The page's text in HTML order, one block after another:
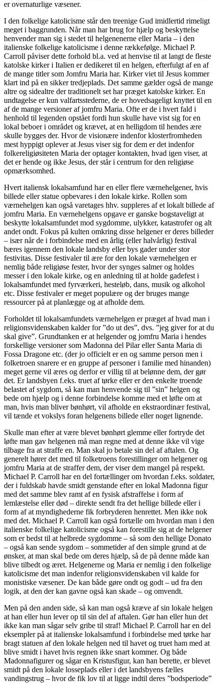
er overnaturlige væsener.
I den folkelige katolicisme står den treenige Gud imidlertid rimeligt
meget i baggrunden. Når man har brug for hjælp og beskyttelse
henvender man sig i stedet til helgenenerne eller Maria – i den
italienske folkelige katolicisme i denne rækkefølge. Michael P.
Carroll påviser dette forhold bl.a. ved at henvise til at langt de fleste
katolske kirker i Italien er dedikeret til en helgen, efterfulgt af en af
de mange titler som Jomfru Maria har. Kirker viet til Jesus kommer
klart ind på en sikker tredjeplads. Det samme gælder også de mange
altre og sidealtre der traditionelt set har præget katolske kirker. En
undtagelse er kun valfartsstederne, de er hovedsageligt knyttet til en
af de mange versioner af jomfru Maria. Ofte er de i hvert fald i
henhold til legenden opstået fordi hun skulle have vist sig for en
lokal beboer i området og krævet, at en helligdom til hendes ære
skulle bygges der. Hvor de visionære indenfor klosterfromheden
mest hyppigt oplever at Jesus viser sig for dem er det indenfor
folkereligiøsiteten Maria der optager kontakten, hvad igen viser, at
det er hende og ikke Jesus, der står i centrum for den religiøse
opmærksomhed.
Hvert italiensk lokalsamfund har en eller flere værnehelgener, hvis
billede eller statue opbevares i den lokale kirke. Rollen som
værnehelgen kan også varetages hhv. suppleres af et lokalt billede af
jomfru Maria. En værnehelgens opgave er ganske bogstaveligt at
beskytte lokalsamfundet mod sygdomme, ulykker, katastrofer og alt
andet ondt. Fokus på kulten omkring disse helgener er deres billeder
– især når de i forbindelse med en årlig (eller halvårlig) festival
bæres igennem den lokale landsby eller bys gader under stor
festivitas. Disse festivaler til ære for den lokale værnehelgen er
nemlig både religiøse fester, hvor der synges salmer og holdes
messer i den lokale kirke, og en anledning til at holde gadefest i
lokalsamfundet med fyrværkeri, hesteløb, dans, musik og alkohol
etc. Disse festivaler er meget populære og der bruges mange
ressourcer på at planlægge og at afholde dem.
Forholdet til lokalsamfundets værnehelgen er præget af hvad man i
religionsvidenskaben kalder for ”do ut des”, dvs. ”jeg giver for at du
skal give”. Grundtanken er at helgender og jomfru Maria i hendes
forskellige versioner som Madonna del Pilar eller Santa Maria di
Fossa Dragone etc. (der jo officielt er en og samme person men i
folketroen snarere er en gruppe af personer i familie med hinanden)
meget gerne vil æres og derfor er villig til at belønne dem, der gør
det. Er landsbyen f.eks. truet af tørke eller er den enkelte troende
belastet af sygdom, så kan man henvende sig til ”sin” helgen og
bede om hjælp og i denne forbindelse komme med et løfte om at
man, hvis man bliver bønhørt, vil afholde en ekstraordinær festival,
vil tænde et vokslys foran helgenens billede eller noget lignende.
Skulle man efter at være blevet bønhørt glemme eller fortryde det
løfte man gav helgenen må man regne med at denne ikke vil vige
tilbage fra at straffe en. Man skal jo betale sin del af aftalen. Og
generelt hører det med til folketroens forestillinger om helgener og
jomfru Maria at de straffer dem, der viser dem mangel på respekt.
Michael P. Carroll har en del fortællinger om hvordan f.eks. soldater,
der i fuldskab havde smidt genstande efter en lokal Madonna figur
med det samme blev ramt af en fysisk afstraffelse i form af
lemlæstelse eller død – direkte sendt fra det hellige billede eller i
form af at myndighederne fik forbryderen henrettet. Men ikke nok
med det. Michael P. Carroll kan også fortælle om hvordan man i den
italienske folkelige katolicisme også kan forestille sig at de helgener
som er bedst til at helbrede sygdomme – så som den hellige Donato
– også kan sende sygdom – sommetider af den simple grund at de
ønsker, at man skal bede om deres hjælp, så de på denne måde kan
blive tilbedt og æret. Helgenerne og Maria er nemlig i den folkelige
katolicisme det man indenfor religionsvidenskaben vil kalde for
monistiske væsener. De kan både gøre ondt og godt – ud fra den
logik, at den der kan gavne også kan skade – og omvendt.
Men på den anden side, så kan man også kræve af sin lokale helgen
at han eller hun lever op til sin del af aftalen. Gør han eller hun det
ikke kan man sågar selv gribe til straf! Michael P. Carroll har en del
eksempler på at italienske lokalsamfund i forbindelse med tørke har
bragt statuen af den lokale helgen ned til havet og truet ham med at
blive smidt i havet hvis regnen ikke snart kommer. Og både
Madonnafigurer og sågar en Kristusfigur, kan han berette, er blevet
smidt på den lokale losseplads eller i det landsbyens fælles
vandingstrug – hvor de fik lov til at ligge indtil deres ”bodsperiode”